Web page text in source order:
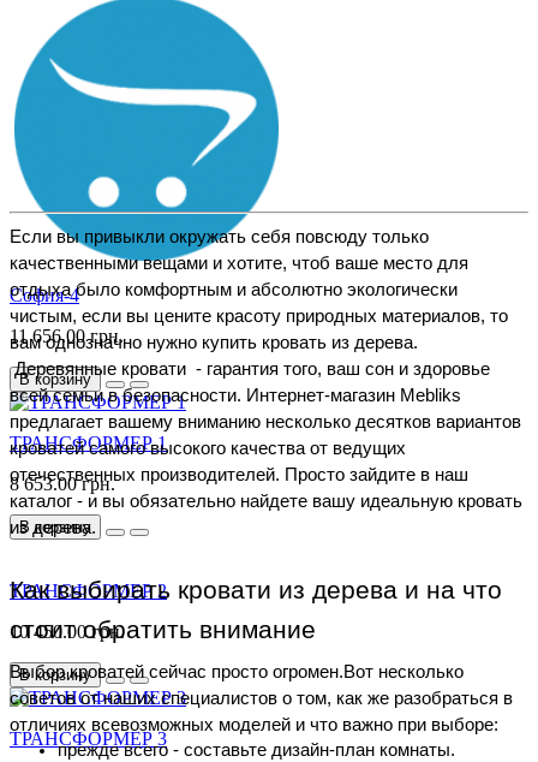
Если вы привыкли окружать себя повсюду только
качественными вещами и хотите, чтоб ваше место для
отдыха было комфортным и абсолютно экологически
чистым, если вы цените красоту природных материалов, то
вам однозначно нужно купить кровать из дерева.
Деревянные кровати  - гарантия того, ваш сон и здоровье
всей семьи в безопасности. Интернет-магазин Mebliks
предлагает вашему вниманию несколько десятков вариантов
кроватей самого высокого качества от ведущих
отечественных производителей. Просто зайдите в наш
каталог - и вы обязательно найдете вашу идеальную кровать
из дерева.
Как выбирать кровати из дерева и на что
стоит обратить внимание
Выбор кроватей сейчас просто огромен.Вот несколько
советов от наших специалистов о том, как же разобраться в
отличиях всевозможных моделей и что важно при выборе:
прежде всего - составьте дизайн-план комнаты.
София-4
11 656.00 грн.
В корзину
ТРАНСФОРМЕР 1
8 653.00 грн.
В корзину
ТРАНСФОРМЕР 2
10 450.00 грн.
В корзину
ТРАНСФОРМЕР 3